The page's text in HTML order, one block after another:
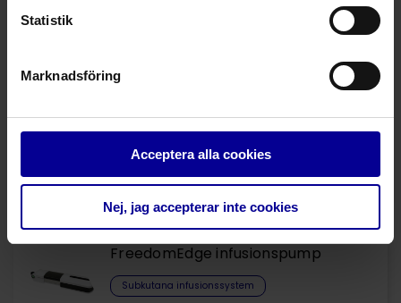
Statistik
Marknadsföring
Acceptera alla cookies
Nej, jag accepterar inte cookies
Spruta 30 ml
FreedomEdge infusionspump
Subkutana infusionssystem